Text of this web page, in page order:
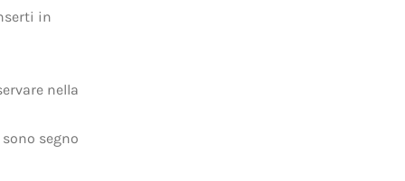
in
nella
segno